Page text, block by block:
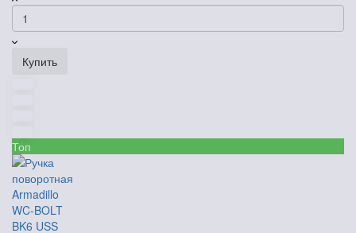
Купить
Топ